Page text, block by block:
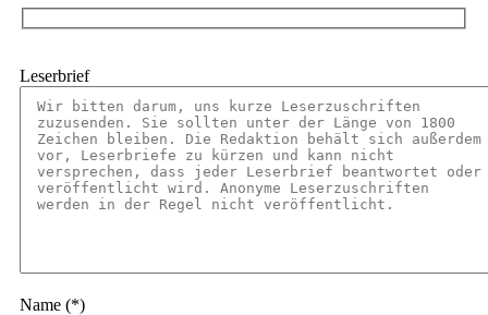
Leserbrief
Name (*)